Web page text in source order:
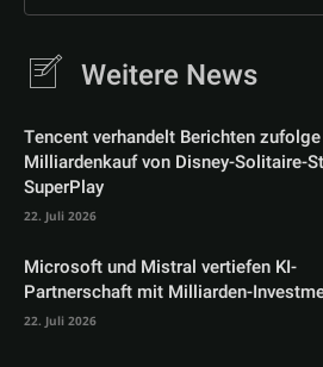
Weitere News
Tencent verhandelt Berichten
Milliardenkauf von Disney-Solitaire-
SuperPlay
22. Juli 2026
Microsoft und Mistral vertiefen KI-
Partnerschaft mit Milliarden-
22. Juli 2026